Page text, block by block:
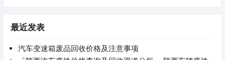
最近发表
汽车变速箱废品回收价格及注意事项